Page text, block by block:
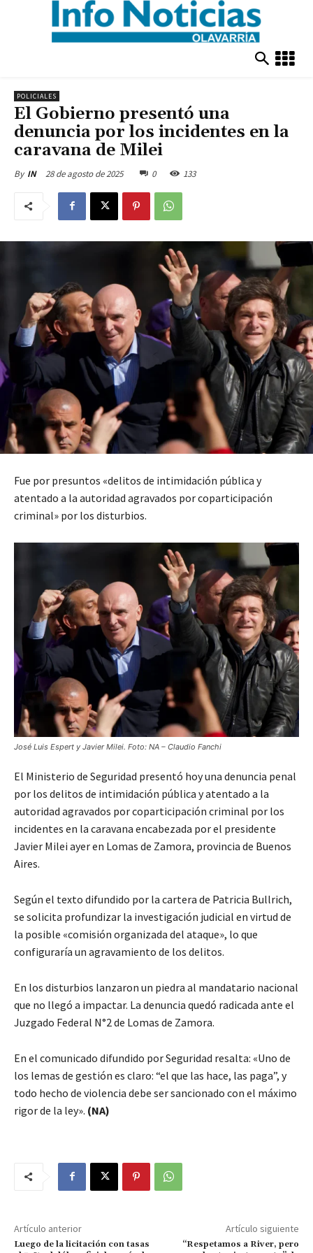
POLICIALES
El Gobierno presentó una
denuncia por los incidentes en la
caravana de Milei
By IN 28 de agosto de 2025 0 133
Fue por presuntos «delitos de intimidación pública y
atentado a la autoridad agravados por coparticipación
criminal» por los disturbios.
José Luis Espert y Javier Milei. Foto: NA – Claudio Fanchi
El Ministerio de Seguridad presentó hoy una denuncia penal
por los delitos de intimidación pública y atentado a la
autoridad agravados por coparticipación criminal por los
incidentes en la caravana encabezada por el presidente
Javier Milei ayer en Lomas de Zamora, provincia de Buenos
Aires.
Según el texto difundido por la cartera de Patricia Bullrich,
se solicita profundizar la investigación judicial en virtud de
la posible «comisión organizada del ataque», lo que
configuraría un agravamiento de los delitos.
En los disturbios lanzaron un piedra al mandatario nacional
que no llegó a impactar. La denuncia quedó radicada ante el
Juzgado Federal N°2 de Lomas de Zamora.
En el comunicado difundido por Seguridad resalta: «Uno de
los lemas de gestión es claro: “el que las hace, las paga”, y
todo hecho de violencia debe ser sancionado con el máximo
rigor de la ley». (NA)
Artículo anterior
Luego de la licitación con tasas
Artículo siguiente
“Respetamos a River, pero